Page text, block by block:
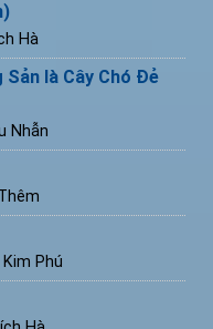
Hà
Sản là Cây Chó Đẻ
Nhẫn
Phú